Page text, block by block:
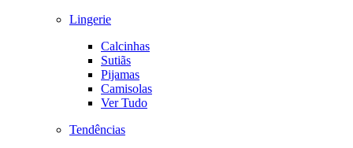
Lingerie
Calcinhas
Sutiãs
Pijamas
Camisolas
Ver Tudo
Tendências